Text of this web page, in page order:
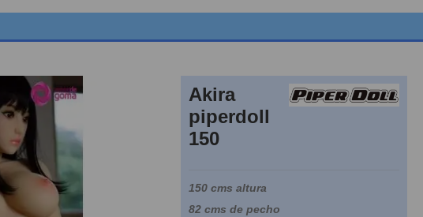
Akira
piperdoll
150
150 cms altura
82 cms de pecho